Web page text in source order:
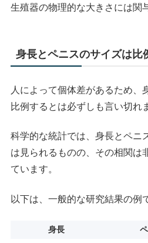
生殖器の物理的な大きさには関
身長とペニスのサイズは比
人によって個体差があるため、
比例するとは必ずしも言い切れ
科学的な統計では、身長とペニ
は見られるものの、その相関は
ています。
以下は、一般的な研究結果の例
身長